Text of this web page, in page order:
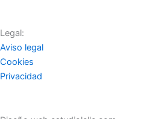
Legal:
Aviso legal
Cookies
Privacidad